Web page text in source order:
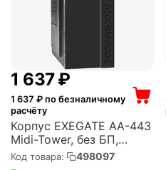
1 637₽
1 637 ₽ по безналичному
расчёту
Корпус EXEGATE AA-443
Midi-Tower, без БП,
2xUSB 2.0, чёрный
(EX298131RUS)
Код товара: 498097